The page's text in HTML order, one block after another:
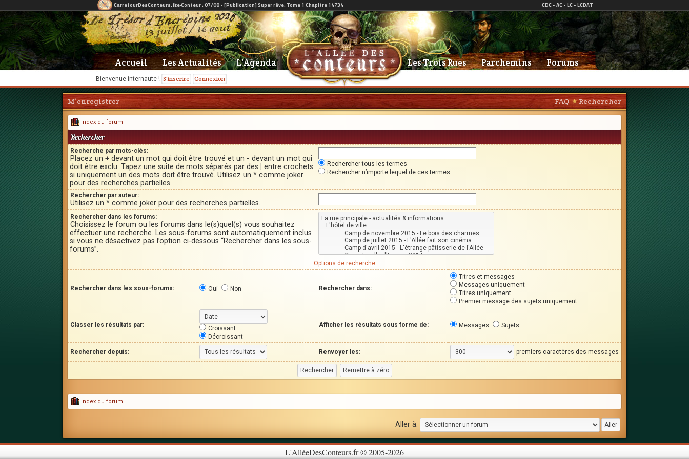
Bienvenue internaute ! S'inscrire Connexion
Accueil Les Actualités L'Agenda Les Trois Rues Parchemins Forums
FAQ Rechercher
M’enregistrer
Index du forum
Rechercher
Recherche par mots-clés:
Placez un + devant un mot qui doit être trouvé et un - devant un mot qui
doit être exclu. Tapez une suite de mots séparés par des
entre crochets
si uniquement un des mots doit être trouvé. Utilisez un * comme joker
pour des recherches partielles.
Rechercher tous les termes
Rechercher n’importe lequel de ces termes
Rechercher par auteur:
Utilisez un * comme joker pour des recherches partielles.
Rechercher dans les forums:
Choisissez le forum ou les forums dans le(s)quel(s) vous souhaitez
effectuer une recherche. Les sous-forums sont automatiquement inclus
si vous ne désactivez pas l’option ci-dessous “Rechercher dans les sous-
forums”.
Options de recherche
Rechercher dans les sous-forums: Oui Non Rechercher dans:
Titres et messages
Messages uniquement
Titres uniquement
Premier message des sujets uniquement
Classer les résultats par:
Croissant
Décroissant
Afficher les résultats sous forme de: Messages Sujets
Rechercher depuis: Renvoyer les: premiers caractères des messages
Index du forum
Aller à:
L'AlléeDesConteurs.fr © 2005-2026